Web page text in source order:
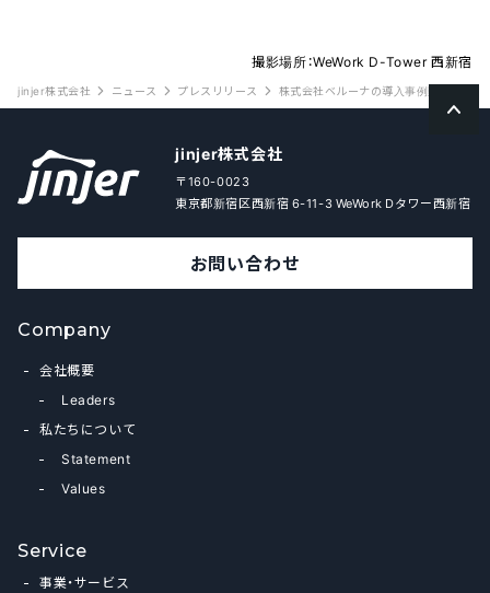
jinjer株式会社 ニュース プレスリリース 株式会社ベルーナの導入事例動画を公
撮影場所：WeWork D-Tower 西新宿
jinjer株式会社
〒160-0023
東京都新宿区西新宿 6-11-3 WeWork Dタワー西新宿
お問い合わせ
Company
会社概要
Leaders
私たちについて
Statement
Values
Service
事業・サービス